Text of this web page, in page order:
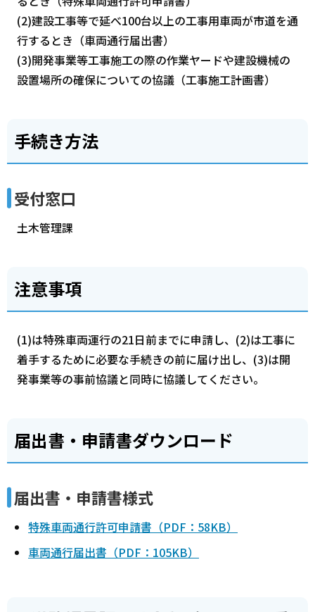
(2)建設工事等で延べ100台以上の工事用車両が市道を通
行するとき（車両通行届出書）
(3)開発事業等工事施工の際の作業ヤードや建設機械の
設置場所の確保についての協議（工事施工計画書）
手続き方法
受付窓口
土木管理課
注意事項
(1)は特殊車両運行の21日前までに申請し、(2)は工事に
着手するために必要な手続きの前に届け出し、(3)は開
発事業等の事前協議と同時に協議してください。
届出書・申請書ダウンロード
届出書・申請書様式
特殊車両通行許可申請書（PDF：58KB）
車両通行届出書（PDF：105KB）